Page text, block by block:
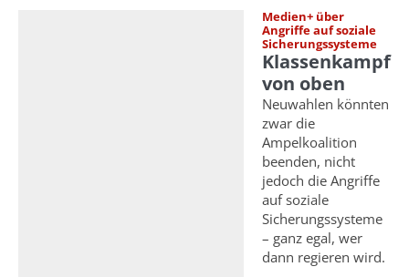
Medien+ über
Angriffe auf soziale
Sicherungssysteme
Klassenkampf
von oben
Neuwahlen könnten
zwar die
Ampelkoalition
beenden, nicht
jedoch die Angriffe
auf soziale
Sicherungssysteme
– ganz egal, wer
dann regieren wird.